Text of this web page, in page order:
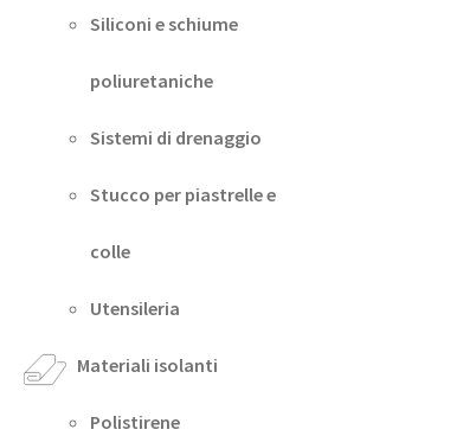
Siliconi e schiume
poliuretaniche
Sistemi di drenaggio
Stucco per piastrelle e
colle
Utensileria
Materiali isolanti
Polistirene